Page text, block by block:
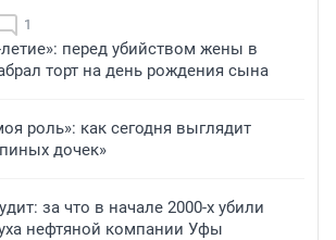
1
перед убийством жены в
торт на день рождения сына
роль»: как сегодня выглядит
дочек»
за что в начале 2000-х убили
нефтяной компании Уфы